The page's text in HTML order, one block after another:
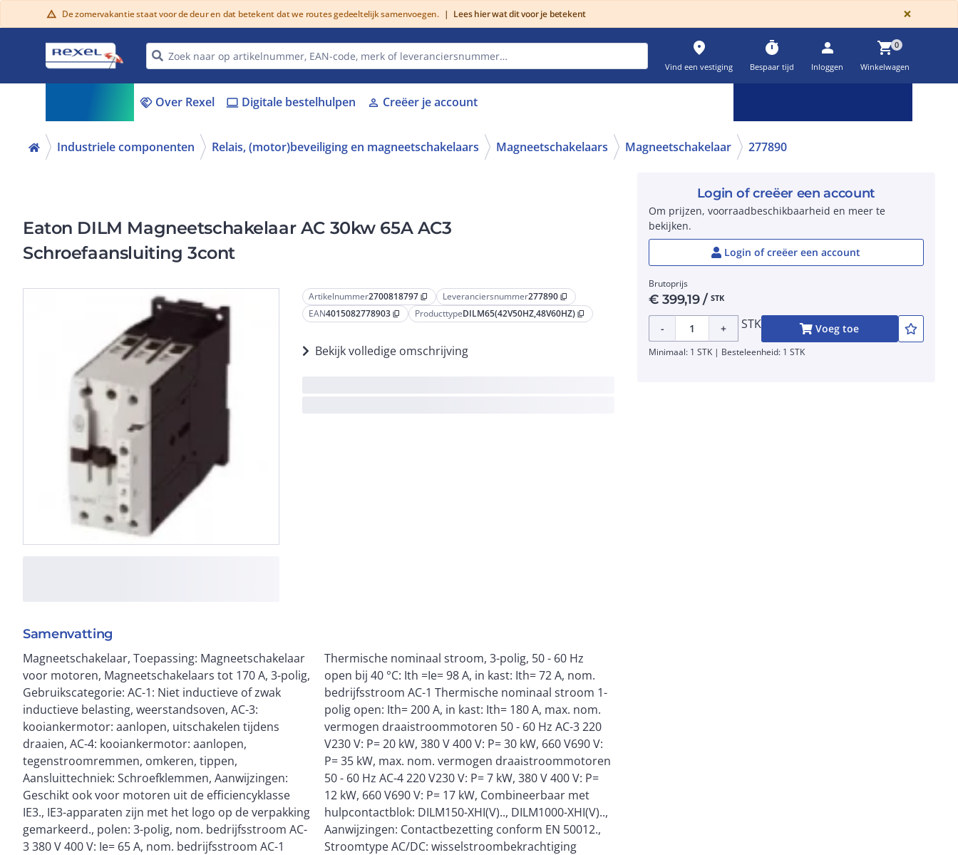
warning De zomervakantie staat voor de deur en dat betekent dat we routes gedeeltelijk samenvoegen. | Lees hier wat dit voor je betekent ×
place
Vind een vestiging
timer
Bespaar tijd
person
Inloggen
shopping_cart0
Winkelwagen
handshake Over Rexel laptop Digitale bestelhulpen person Creëer je account
Industriele componenten Relais, (motor)beveiliging en magneetschakelaars Magneetschakelaars Magneetschakelaar 277890
Eaton DILM Magneetschakelaar AC 30kw 65A AC3
Schroefaansluiting 3cont
Artikelnummer2700818797 content_copy Leveranciersnummer277890 content_copy
EAN4015082778903 content_copy ProducttypeDILM65(42V50HZ,48V60HZ) content_copy
Bekijk volledige omschrijving
Samenvatting
Magneetschakelaar, Toepassing: Magneetschakelaar
voor motoren, Magneetschakelaars tot 170 A, 3-polig,
Gebruikscategorie: AC-1: Niet inductieve of zwak
inductieve belasting, weerstandsoven, AC-3:
kooiankermotor: aanlopen, uitschakelen tijdens
draaien, AC-4: kooiankermotor: aanlopen,
tegenstroomremmen, omkeren, tippen,
Aansluittechniek: Schroefklemmen, Aanwijzingen:
Geschikt ook voor motoren uit de efficiencyklasse
IE3., IE3-apparaten zijn met het logo op de verpakking
gemarkeerd., polen: 3-polig, nom. bedrijfsstroom AC-
3 380 V 400 V: Ie= 65 A, nom. bedrijfsstroom AC-1
Thermische nominaal stroom, 3-polig, 50 - 60 Hz
open bij 40 °C: Ith =Ie= 98 A, in kast: Ith= 72 A, nom.
bedrijfsstroom AC-1 Thermische nominaal stroom 1-
polig open: Ith= 200 A, in kast: Ith= 180 A, max. nom.
vermogen draaistroommotoren 50 - 60 Hz AC-3 220
V230 V: P= 20 kW, 380 V 400 V: P= 30 kW, 660 V690 V:
P= 35 kW, max. nom. vermogen draaistroommotoren
50 - 60 Hz AC-4 220 V230 V: P= 7 kW, 380 V 400 V: P=
12 kW, 660 V690 V: P= 17 kW, Combineerbaar met
hulpcontactblok: DILM150-XHI(V).., DILM1000-XHI(V)..,
Aanwijzingen: Contactbezetting conform EN 50012.,
Stroomtype AC/DC: wisselstroombekrachtiging
Login of creëer een account
Om prijzen, voorraadbeschikbaarheid en meer te
bekijken.
Login of creëer een account
Brutoprijs
€399,19/ STK
- + STK Voeg toe
Minimaal: 1 STK | Besteleenheid: 1 STK